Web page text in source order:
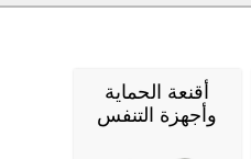
أقنعة الحماية
وأجهزة التنفس